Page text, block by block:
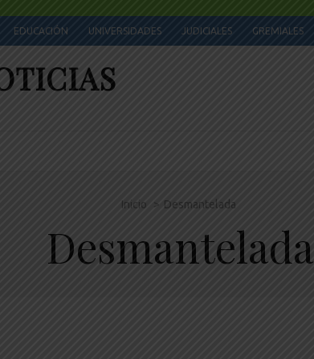
EDUCACIÓN UNIVERSIDADES JUDICIALES GREMIALES
Inicio > Desmantelada
Desmantelada